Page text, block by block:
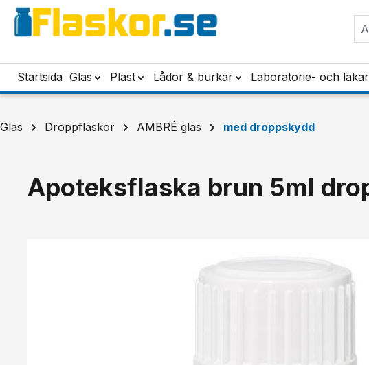
till huvudinnehåll
Hoppa till sökning
Hoppa till huvudnavigering
Startsida Glas Plast Lådor & burkar Laboratorie- och
Glas Droppflaskor AMBRÉ glas med droppskydd
Apoteksflaska brun 5ml